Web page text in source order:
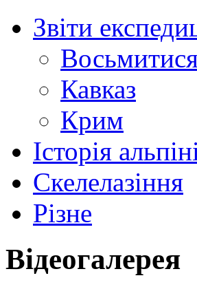
Звіти
Кавказ
Крим
Історія
Скелелазіння
Різне
Відеогалерея